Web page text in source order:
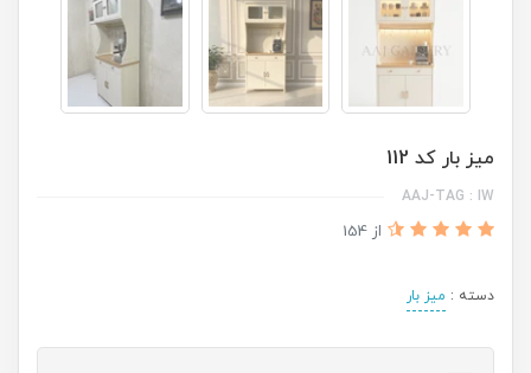
میز بار کد 112
AAJ-TAG : IW
از 154
دسته : میز بار